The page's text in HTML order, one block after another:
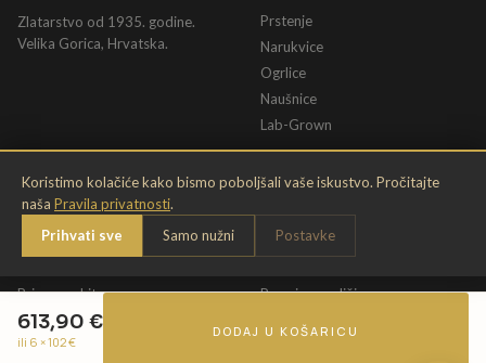
613,90 €
ili 6 ×102€
DODAJ U KOŠARICU
Koristimo kolačiće kako bismo poboljšali vaše iskustvo. Pročitajte
naša Pravila privatnosti.
Prihvati sve
Samo nužni Postavke
Zlatarstvo od 1935. godine.
Velika Gorica, Hrvatska.
Prstenje
Narukvice
Ogrlice
Naušnice
Lab-Grown
INFORMACIJE
O nama
Kontakt
Briga o nakitu
Jamstvo
PRAVNE ODREDBE
Pravila privatnosti
Opći uvjeti
Promjena veličine